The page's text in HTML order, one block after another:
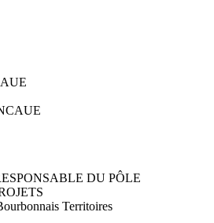
DU PÔLE
Territoires